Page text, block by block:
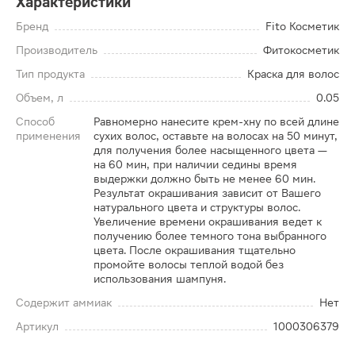
Бренд
Fito Косметик
Производитель
Фитокосметик
Тип продукта
Краска для волос
Объем, л
0.05
Способ
применения
Равномерно нанесите крем-хну по всей длине
сухих волос, оставьте на волосах на 50 минут,
для получения более насыщенного цвета —
на 60 мин, при наличии седины время
выдержки должно быть не менее 60 мин.
Результат окрашивания зависит от Вашего
натурального цвета и структуры волос.
Увеличение времени окрашивания ведет к
получению более темного тона выбранного
цвета. После окрашивания тщательно
промойте волосы теплой водой без
использования шампуня.
Содержит аммиак
Нет
Артикул
1000306379